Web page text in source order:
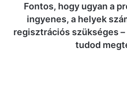
Fontos, hogy ugyan a
ingyenes, a helyek
regisztrációs szükséges –
tudod